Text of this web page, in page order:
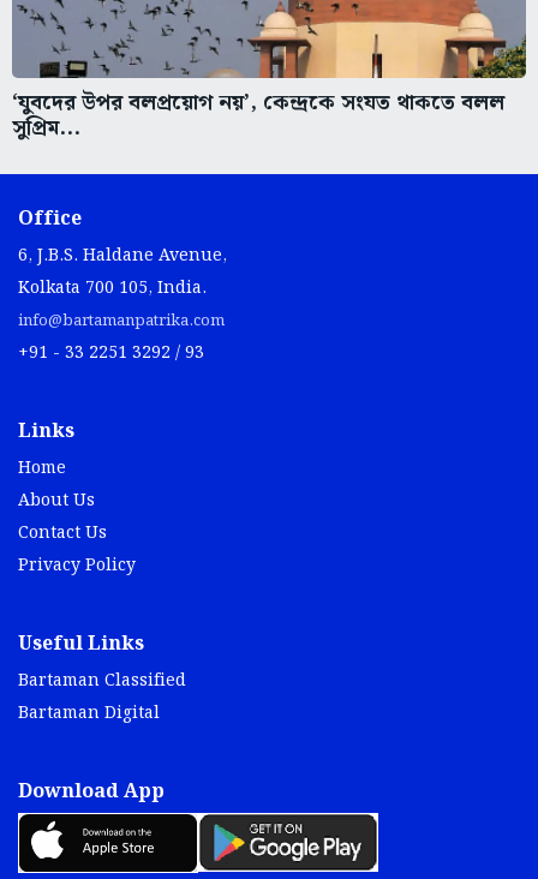
‘যুবদের উপর বলপ্রয়োগ নয়’, কেন্দ্রকে সংযত থাকতে বলল
সুপ্রিম...
Office
6, J.B.S. Haldane Avenue,
Kolkata 700 105, India.
info@bartamanpatrika.com
+91 - 33 2251 3292 / 93
Links
Home
About Us
Contact Us
Privacy Policy
Useful Links
Bartaman Classified
Bartaman Digital
Download App